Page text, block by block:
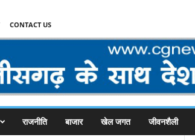
CONTACT US
राजनीति बाजार खेल जगत जीवनशैली